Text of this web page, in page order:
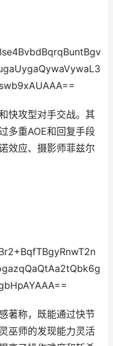
快攻型对手交战。其
多重AOE和回复手段
效应、摄影师菲兹尔
著称，既能通过快节
巫师的发现能力灵活